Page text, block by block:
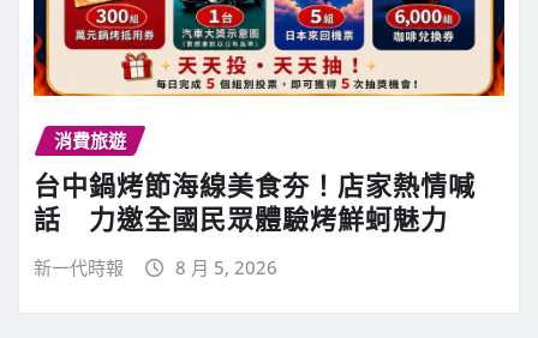
消費旅遊
台中鍋烤節海線美食夯！店家熱情喊
話 力邀全國民眾體驗烤鮮蚵魅力
新一代時報 8 月 5, 2026